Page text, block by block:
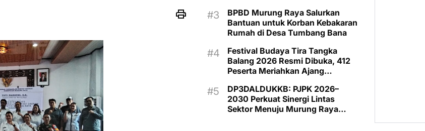
BPBD Murung Raya Salurkan
Bantuan untuk Korban Kebakaran
Rumah di Desa Tumbang Bana
Festival Budaya Tira Tangka
Balang 2026 Resmi Dibuka, 412
Peserta Meriahkan Ajang
DP3DALDUKKB: PJPK 2026–
2030 Perkuat Sinergi Lintas
Sektor Menuju Murung Raya